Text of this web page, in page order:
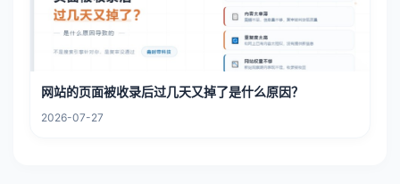
网站的页面被收录后过几天又掉了是什么原因？
2026-07-27